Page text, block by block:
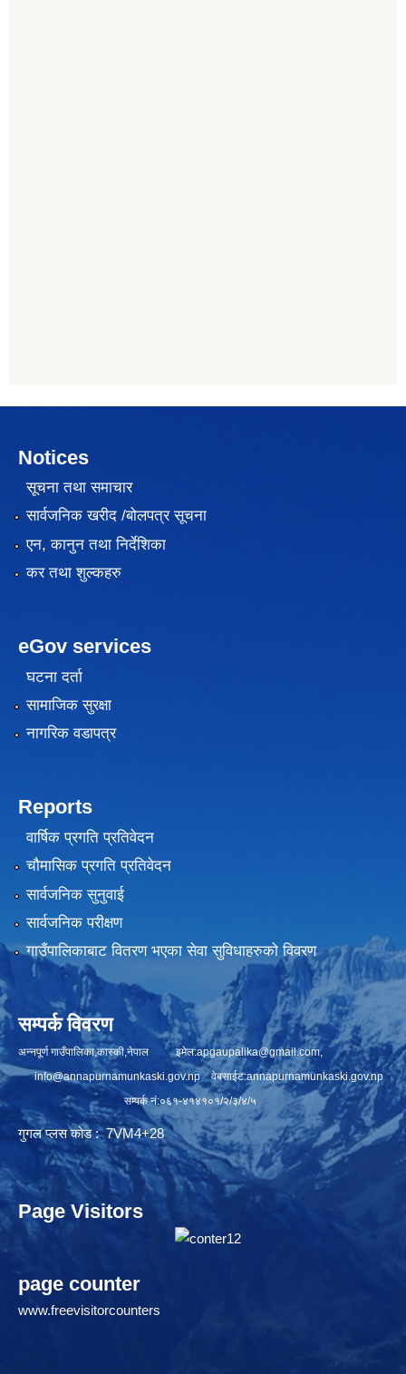
Notices
सूचना तथा समाचार
सार्वजनिक खरीद /बोलपत्र सूचना
एन, कानुन तथा निर्देशिका
कर तथा शुल्कहरु
eGov services
घटना दर्ता
सामाजिक सुरक्षा
नागरिक वडापत्र
Reports
वार्षिक प्रगति प्रतिवेदन
चौमासिक प्रगति प्रतिवेदन
सार्वजनिक सुनुवाई
सार्वजनिक परीक्षण
गाउँपालिकाबाट वितरण भएका सेवा सुविधाहरुको विवरण
सम्पर्क विवरण
अन्नपूर्ण गाउँपालिका,कास्की,नेपाल इमेल:apgaupalika@gmail.com,
info@annapurnamunkaski.gov.npवेबसाईट:annapurnamunkaski.gov.np
सम्पर्क नं:०६१-४१४१०१/२/३/४/५
गुगल प्लस कोड : 7VM4+28
Page Visitors
page counter
www.freevisitorcounters